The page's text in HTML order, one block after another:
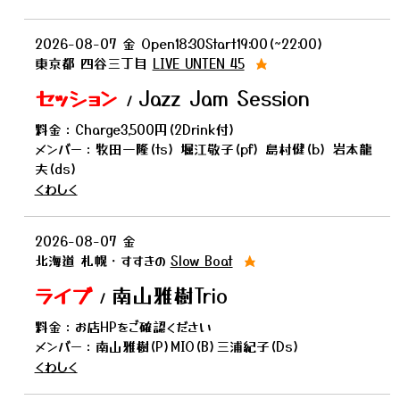
2026-08-07 金 Open18:30Start19:00(~22:00)
東京都 四谷三丁目 LIVE UNTEN 45 ★
セッション / Jazz Jam Session
料金：Charge3,500円(2Drink付)
メンバー：牧田一隆(ts) 堀江敬子(pf) 島村健(b) 岩本龍
夫(ds)
くわしく
2026-08-07 金
北海道 札幌・すすきの Slow Boat ★
ライブ / 南山雅樹Trio
料金：お店HPをご確認ください
メンバー：南山雅樹(P)MIO(B)三浦紀子(Ds)
くわしく